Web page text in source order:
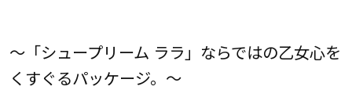
～「シュープリーム ララ」ならではの乙女心を
くすぐるパッケージ。～